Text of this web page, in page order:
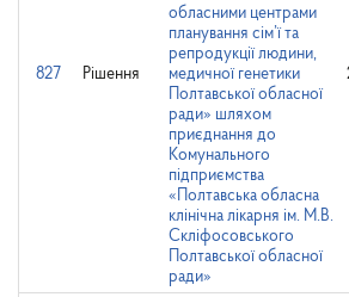
827 Рішення
обласними центрами
планування сім’ї та
репродукції людини,
медичної генетики
Полтавської обласної
ради» шляхом
приєднання до
Комунального
підприємства
«Полтавська обласна
клінічна лікарня ім. М.В.
Скліфосовського
Полтавської обласної
ради»